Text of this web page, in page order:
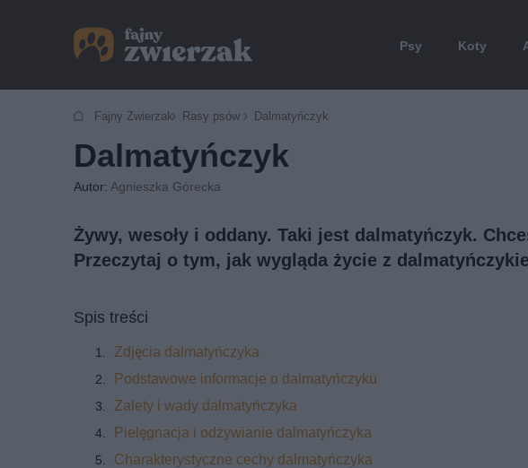
Psy Koty
Fajny Zwierzak Rasy psów Dalmatyńczyk
Dalmatyńczyk
Autor: Agnieszka Górecka
Żywy, wesoły i oddany. Taki jest dalmatyńczyk.
Przeczytaj o tym, jak wygląda życie z
Spis treści
Zdjęcia dalmatyńczyka
Podstawowe informacje o dalmatyńczyku
Zalety i wady dalmatyńczyka
Pielęgnacja i odżywianie dalmatyńczyka
Charakterystyczne cechy dalmatyńczyka